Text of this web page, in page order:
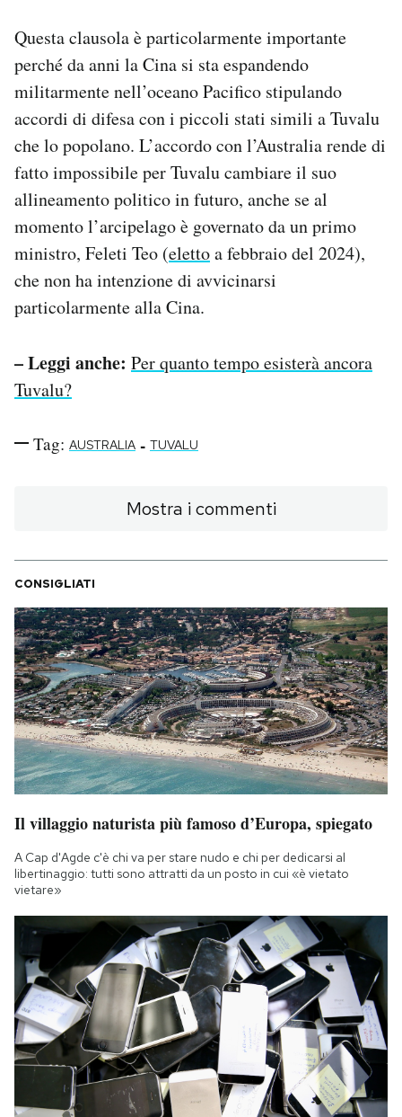
Questa clausola è particolarmente importante
perché da anni la Cina si sta espandendo
militarmente nell’oceano Pacifico stipulando
accordi di difesa con i piccoli stati simili a Tuvalu
che lo popolano. L’accordo con l’Australia rende di
fatto impossibile per Tuvalu cambiare il suo
allineamento politico in futuro, anche se al
momento l’arcipelago è governato da un primo
ministro, Feleti Teo (elettoa febbraio del 2024),
che non ha intenzione di avvicinarsi
particolarmente alla Cina.
– Leggi anche: Per quanto tempo esisterà ancora
Tuvalu?
Tag: AUSTRALIA - TUVALU
Mostra i commenti
CONSIGLIATI
Il villaggio naturista più famoso d’Europa, spiegato
A Cap d'Agde c'è chi va per stare nudo e chi per dedicarsi al
libertinaggio: tutti sono attratti da un posto in cui «è vietato
vietare»